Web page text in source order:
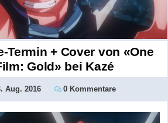
Termin + Cover von «One
Gold» bei Kazé
Aug. 2016 0 Kommentare